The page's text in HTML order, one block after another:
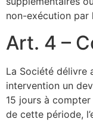
non-exécution par
Art. 4 –
La Société délivre
intervention un
15 jours à
de cette période,